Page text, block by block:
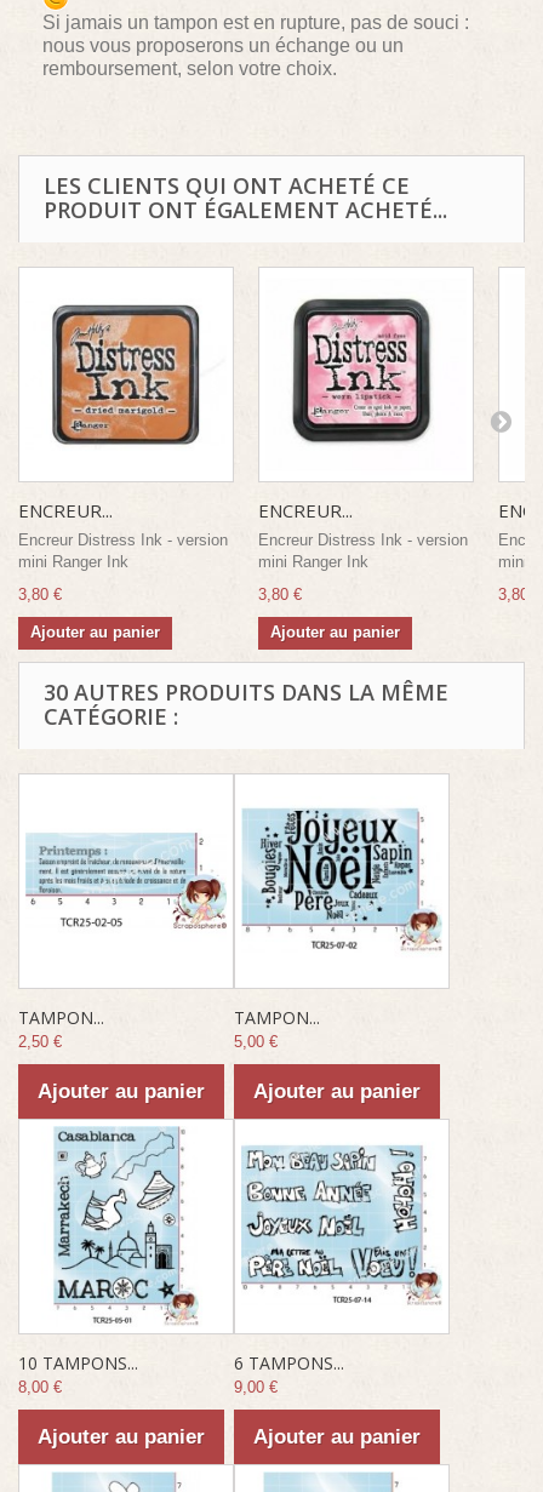
Si jamais un tampon est en rupture, pas de souci :
nous vous proposerons un échange ou un
remboursement, selon votre choix.
LES CLIENTS QUI ONT ACHETÉ CE
PRODUIT ONT ÉGALEMENT ACHETÉ...
ENCREUR...
Encreur Distress Ink - version
mini Ranger Ink
3,80 €
Ajouter au panier
ENCREUR...
Encreur Distress Ink - version
mini Ranger Ink
3,80 €
Ajouter au panier
mini
3,80 €
30 AUTRES PRODUITS DANS LA MÊME
CATÉGORIE :
TAMPON...
2,50 €
Ajouter au panier
TAMPON...
5,00 €
Ajouter au panier
10 TAMPONS...
8,00 €
Ajouter au panier
6 TAMPONS...
9,00 €
Ajouter au panier